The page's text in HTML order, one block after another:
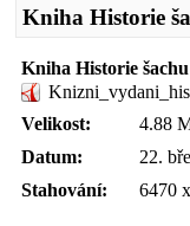
Kniha Historie
Kniha Historie
Velikost:
4.88
Datum:
22.
Stahování:
6470 x